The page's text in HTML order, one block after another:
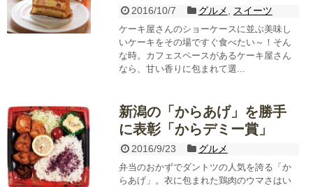
2016/10/7 グルメ スイーツ
ケーキ屋さんのショーケースに並ぶ美味し
いケーキをその場ですぐ食べたい～！そん
な時。カフェスペースがあるケーキ屋さん
なら、甘い香りに包まれて選...
新潟の「からあげ」を勝手
に表彰「からデミー賞」
2016/9/23 グルメ
弁当のおかずでダントツの人気を誇る「か
らあげ」。衣に包まれた鶏肉のウマさはい